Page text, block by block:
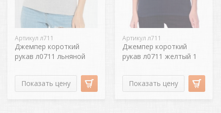
Артикул л711
Джемпер короткий
рукав л0711 льняной
Показать цену
Артикул л711
Джемпер короткий
рукав л0711 желтый 1
Показать цену